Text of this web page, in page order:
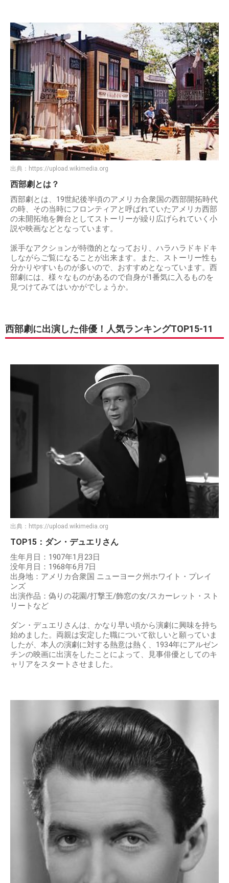
出典： https://upload.wikimedia.org
西部劇とは？
西部劇とは、19世紀後半頃のアメリカ合衆国の西部開拓時代
の時、その当時にフロンティアと呼ばれていたアメリカ西部
の未開拓地を舞台としてストーリーが繰り広げられていく小
説や映画などとなっています。
派手なアクションが特徴的となっており、ハラハラドキドキ
しながらご覧になることが出来ます。また、ストーリー性も
分かりやすいものが多いので、おすすめとなっています。西
部劇には、様々なものがあるので自身が1番気に入るものを
見つけてみてはいかがでしょうか。
西部劇に出演した俳優！人気ランキングTOP15-11
出典： https://upload.wikimedia.org
TOP15：ダン・デュエリさん
生年月日：1907年1月23日
没年月日：1968年6月7日
出身地：アメリカ合衆国 ニューヨーク州ホワイト・プレイ
ンズ
出演作品：偽りの花園/打撃王/飾窓の女/スカーレット・スト
リートなど
ダン・デュエリさんは、かなり早い頃から演劇に興味を持ち
始めました。両親は安定した職について欲しいと願っていま
したが、本人の演劇に対する熱意は熱く、1934年にアルゼン
チンの映画に出演をしたことによって、見事俳優としてのキ
ャリアをスタートさせました。